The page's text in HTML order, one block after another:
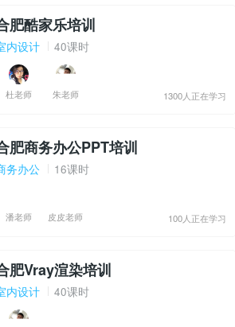
肥酷家乐培训
内设计 40课时
杜老师 朱老师 1300人正在学习
肥商务办公PPT培训
务办公 16课时
潘老师 皮皮老师 100人正在学习
肥Vray渲染培训
内设计 40课时